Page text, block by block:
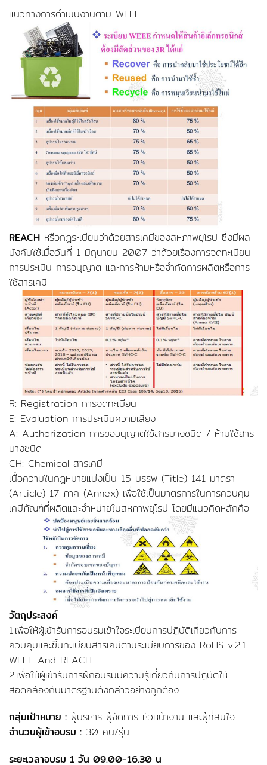
แนวทางการดำเนินงานตาม WEEE
REACH หรือกฎระเบียบว่าด้วยสารเคมีของสหภาพยุโรป ซึ่งมีผล
บังคับใช้เมื่อวันที่ 1 มิถุนายน 2007 ว่าด้วยเรื่องการจดทะเบียน
การประเมิน การอนุญาต และการห้ามหรือจำกัดการผลิตหรือการ
ใช้สารเคมี
R: Registration การจดทะเบียน
E: Evaluation การประเมินความเสี่ยง
A: Authorization การขออนุญาตใช้สารบางชนิด / ห้ามใช้สาร
บางชนิด
CH: Chemical สารเคมี
เนื้อความในกฎหมายแบ่งเป็น 15 บรรพ (Title) 141 มาตรา
(Article) 17 ภาค (Annex) เพื่อใช้เป็นมาตรการในการควบคุม
เคมีภัณฑ์ที่ผลิตและจำหน่ายในสหภาพยุโรป โดยมีแนวคิดหลักคือ
วัตถุประสงค์
1.เพื่อให้ผู้เข้ารับการอบรมเข้าใจระเบียบการปฏิบัติเกี่ยวกับการ
ควบคุมและขึ้นทะเบียนสารเคมีตามระเบียบการของ RoHS v.2.1
WEEE And REACH
2.เพื่อให้ผู้เข้ารับการฝึกอบรมมีความรู้เกี่ยวกับการปฏิบัติให้
สอดคล้องกับมาตรฐานดังกล่าวอย่างถูกต้อง
กลุ่มเป้าหมาย : ผู้บริหาร ผู้จัดการ หัวหน้างาน และผู้ที่สนใจ
จำนวนผู้เข้าอบรม : 30 คน/รุ่น
ระยะเวลาอบรม 1 วัน 09.00-16.30 น